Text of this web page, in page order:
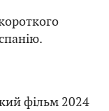
фільм 2024